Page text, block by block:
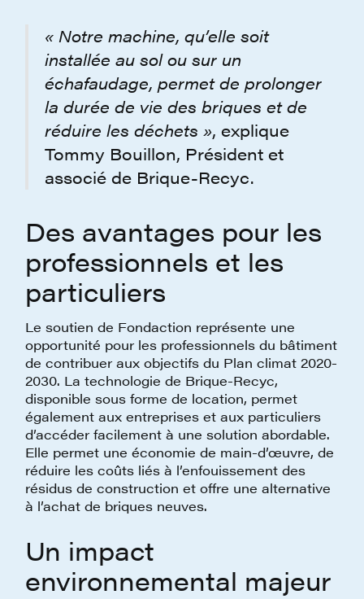
« Notre machine, qu’elle soit
installée au sol ou sur un
échafaudage, permet de prolonger
la durée de vie des briques et de
réduire les déchets », explique
Tommy Bouillon, Président et
associé de Brique-Recyc.
Des avantages pour les
professionnels et les
particuliers
Le soutien de Fondaction représente une
opportunité pour les professionnels du bâtiment
de contribuer aux objectifs du Plan climat 2020-
2030. La technologie de Brique-Recyc,
disponible sous forme de location, permet
également aux entreprises et aux particuliers
d’accéder facilement à une solution abordable.
Elle permet une économie de main-d’œuvre, de
réduire les coûts liés à l’enfouissement des
résidus de construction et offre une alternative
à l’achat de briques neuves.
Un impact
environnemental majeur